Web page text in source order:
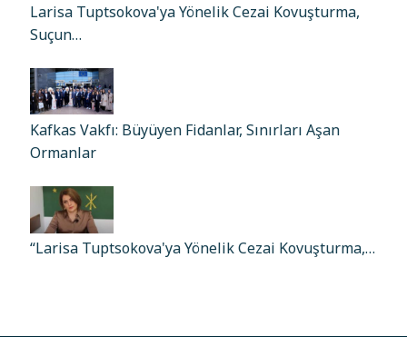
Larisa Tuptsokova'ya Yönelik Cezai Kovuşturma,
Suçun…
Kafkas Vakfı: Büyüyen Fidanlar, Sınırları Aşan
Ormanlar
“Larisa Tuptsokova'ya Yönelik Cezai Kovuşturma,…